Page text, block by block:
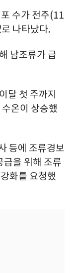
수가 전주(11
나타났다.
남조류가 급
달 첫 주까지
온이 상승했
등에 조류경보
급을 위해 조류
화를 요청했